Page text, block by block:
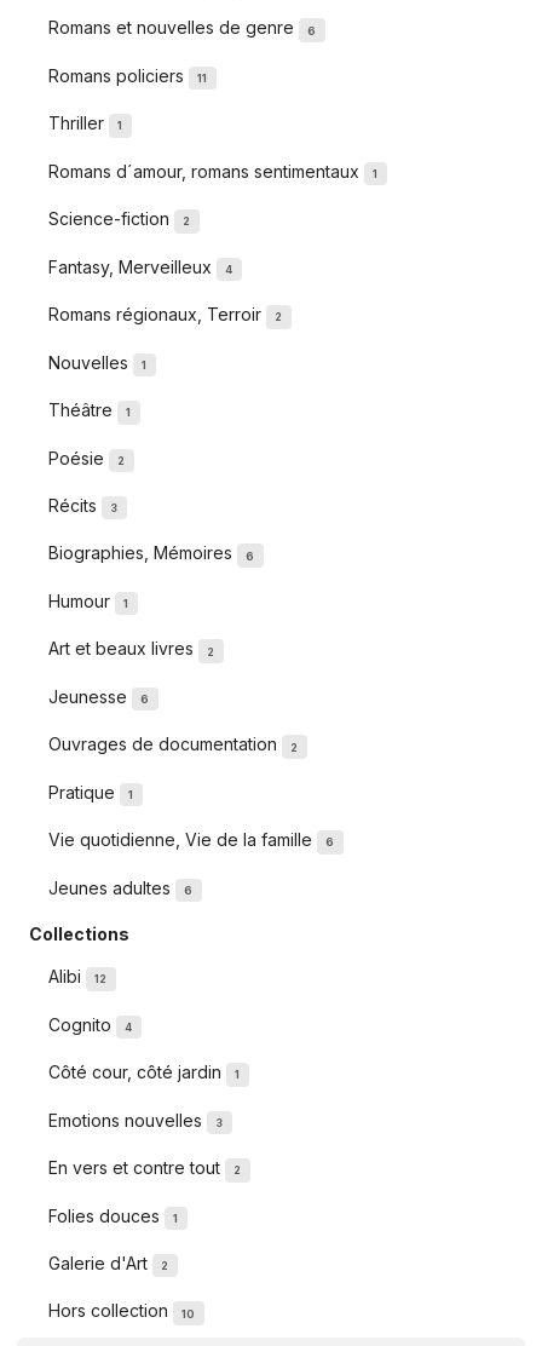
Romans et nouvelles de genre 6
Romans policiers 11
Thriller 1
Romans d´amour, romans sentimentaux 1
Science-fiction 2
Fantasy, Merveilleux 4
Romans régionaux, Terroir 2
Nouvelles 1
Théâtre 1
Poésie 2
Récits 3
Biographies, Mémoires 6
Humour 1
Art et beaux livres 2
Jeunesse 6
Ouvrages de documentation 2
Pratique 1
Vie quotidienne, Vie de la famille 6
Jeunes adultes 6
Collections
Alibi 12
Cognito 4
Côté cour, côté jardin 1
Emotions nouvelles 3
En vers et contre tout 2
Folies douces 1
Galerie d'Art 2
Hors collection 10